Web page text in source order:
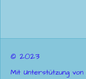
© 2023
Mit Unterstützung von